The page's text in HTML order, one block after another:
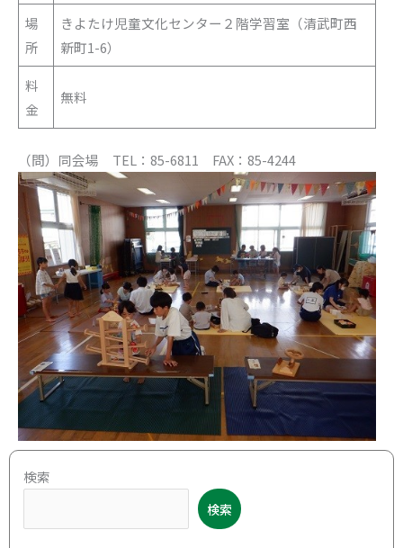
場
所
きよたけ児童文化センター２階学習室（清武町西
新町1-6）
料
金
無料
（問）同会場 TEL：85-6811 FAX：85-4244
検索
検索
ア
カ